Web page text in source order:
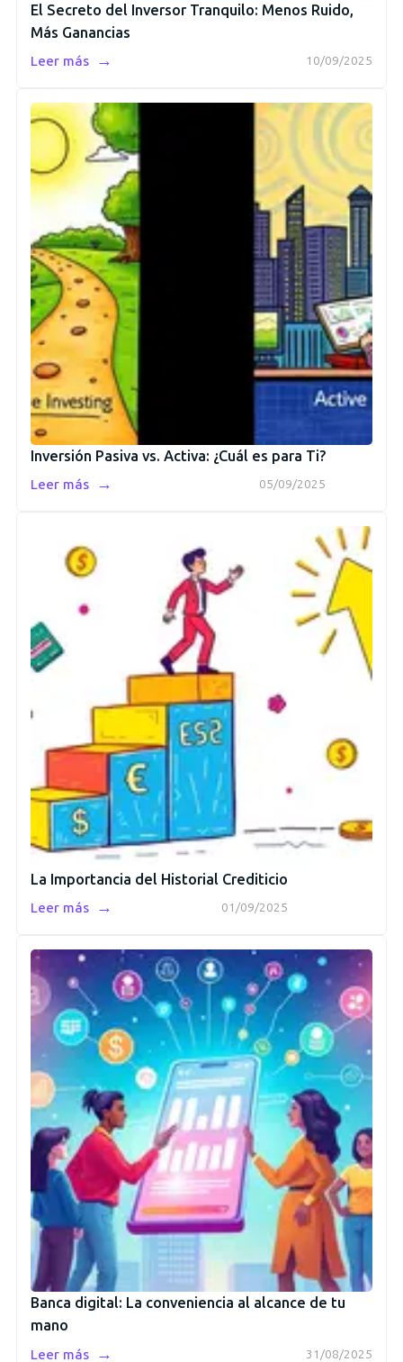
El Secreto del Inversor Tranquilo: Menos Ruido,
Más Ganancias
10/09/2025
Leer más →
Inversión Pasiva vs. Activa: ¿Cuál es para Ti?
05/09/2025
Leer más →
La Importancia del Historial Crediticio
01/09/2025
Leer más →
Banca digital: La conveniencia al alcance de tu
mano
31/08/2025
Leer más →